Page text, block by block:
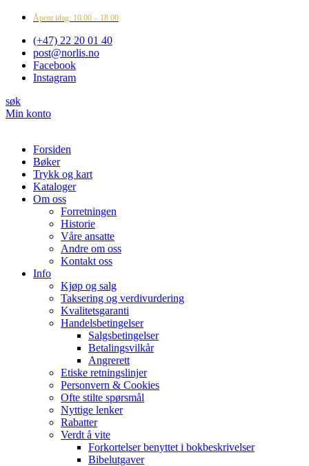
Åpent idag: 10.00 – 18.00
(+47) 22 20 01 40
post@norlis.no
Facebook
Instagram
søk
Min konto
Forsiden
Bøker
Trykk og kart
Kataloger
Om oss
Forretningen
Historie
Våre ansatte
Andre om oss
Kontakt oss
Info
Kjøp og salg
Taksering og verdivurdering
Kvalitetsgaranti
Handelsbetingelser
Salgsbetingelser
Betalingsvilkår
Angrerett
Etiske retningslinjer
Personvern & Cookies
Ofte stilte spørsmål
Nyttige lenker
Rabatter
Verdt å vite
Forkortelser benyttet i bokbeskrivelser
Bibelutgaver